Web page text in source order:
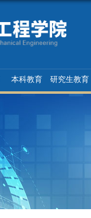
本科教育 研究生教育